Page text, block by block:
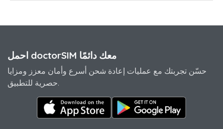
احمل doctorSIM معك دائمًا
حسّن تجربتك مع عمليات إعادة شحن أسرع وأمان معزز ومزايا
حصرية للتطبيق.